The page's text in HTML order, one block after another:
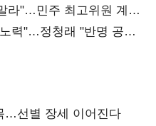
라"…민주 최고위원 계파
력"…정청래 "반명 공세
…선별 장세 이어진다